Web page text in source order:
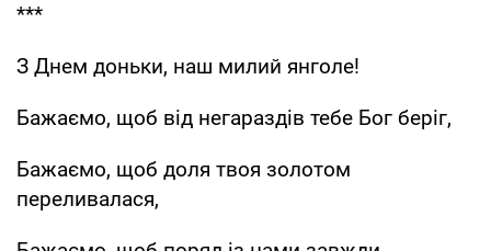
***
З Днем доньки, наш милий янголе!
Бажаємо, щоб від негараздів тебе Бог беріг,
Бажаємо, щоб доля твоя золотом
переливалася,